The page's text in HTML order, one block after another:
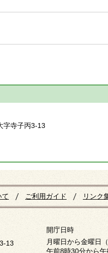
字寺子丙3-13
て ご利用ガイド リンク
13
開庁日時
月曜日から金曜日
午前8時30分から